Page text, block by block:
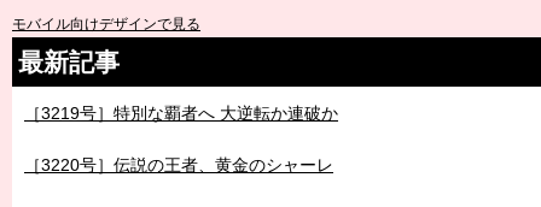
モバイル向けデザインで見る
最新記事